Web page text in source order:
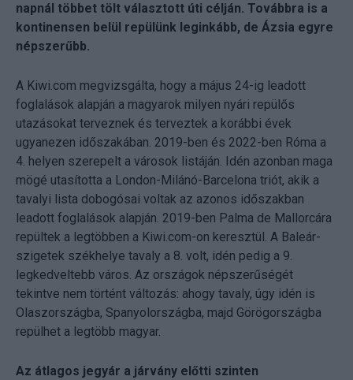
napnál többet tölt választott úti célján. Továbbra is a
kontinensen belül repülünk leginkább, de Ázsia egyre
népszerűbb.
A Kiwi.com megvizsgálta, hogy a május 24-ig leadott
foglalások alapján a magyarok milyen nyári repülős
utazásokat terveznek és terveztek a korábbi évek
ugyanezen időszakában. 2019-ben és 2022-ben Róma a
4. helyen szerepelt a városok listáján. Idén azonban maga
mögé utasította a London-Milánó-Barcelona triót, akik a
tavalyi lista dobogósai voltak az azonos időszakban
leadott foglalások alapján. 2019-ben Palma de Mallorcára
repültek a legtöbben a Kiwi.com-on keresztül. A Baleár-
szigetek székhelye tavaly a 8. volt, idén pedig a 9.
legkedveltebb város. Az országok népszerűségét
tekintve nem történt változás: ahogy tavaly, úgy idén is
Olaszországba, Spanyolországba, majd Görögországba
repülhet a legtöbb magyar.
Az átlagos jegyár a járvány előtti szinten